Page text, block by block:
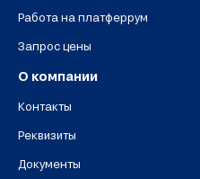
Работа на платферрум
Запрос цены
О компании
Контакты
Реквизиты
Документы